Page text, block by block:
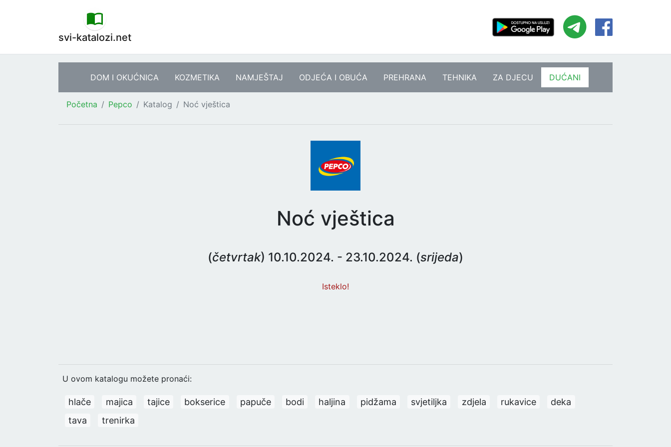
svi-katalozi.net
DOM I OKUĆNICA KOZMETIKA NAMJEŠTAJ ODJEĆA I OBUĆA PREHRANA TEHNIKA ZA DJECU DUĆANI
Početna Pepco Katalog Noć vještica
Noć vještica
(četvrtak) 10.10.2024. - 23.10.2024. (srijeda)
Isteklo!
U ovom katalogu možete pronaći:
hlače majica tajice bokserice papuče bodi haljina pidžama svjetiljka zdjela rukavice
deka
tava
trenirka